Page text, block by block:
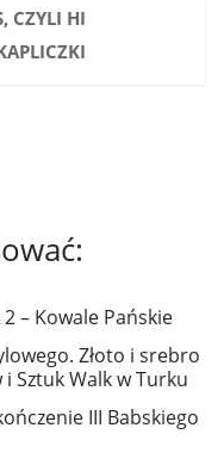
CZYLI HI
– Kowale Pańskie
Złoto i srebro
Sztuk Walk w Turku
III Babskiego